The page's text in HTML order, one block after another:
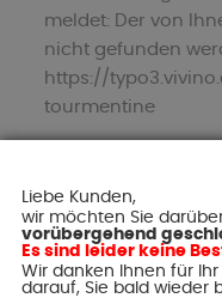
meldet: Der von
nicht gefunden
https://
tourmentine
Tragen Sie
ein und
Liebe Kunden,
wir möchten Sie
vorübergehend
Es sind leider keine
Wir danken Ihnen für
darauf, Sie bald wieder